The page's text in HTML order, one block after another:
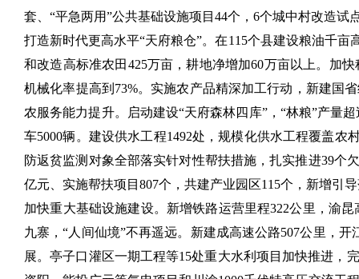
套、“平急两用”公共基础设施项目44个，6个城中村改造
打造新时代更高水平“天府粮仓”。在115个县建设粮油千
和改造高标准农田425万亩，耕地净增加60万亩以上。加
机械化率提高到73%。实施农产品精深加工行动，新建国
农服务能力提升。启动建设“天府森林四库”，“林粮”产量
车5000辆。建设供水工程1492处，规模化供水工程覆盖农
防返贫监测对象全部落实针对性帮扶措施，扎实推进39个
亿元、实施帮扶项目807个，共建产业园区115个，新增引
加快重大基础设施建设。新增铁路运营里程322公里，渝
九寨，“人间仙境”不再遥远。新建成高速公路507公里，
展。亭子口灌区一期工程等15处重大水利项目加快推进，